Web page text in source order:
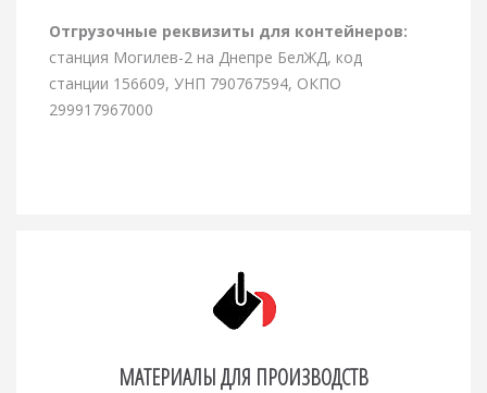
Отгрузочные реквизиты для контейнеров:
станция Могилев-2 на Днепре БелЖД, код
станции 156609, УНП 790767594, ОКПО
299917967000
МАТЕРИАЛЫ ДЛЯ ПРОИЗВОДСТВ